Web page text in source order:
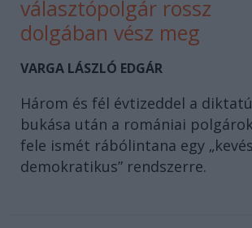
választópolgár rossz
dolgában vész meg
VARGA LÁSZLÓ EDGÁR
Három és fél évtizeddel a
bukása után a romániai
fele ismét rábólintana egy
demokratikus” rendszerre.